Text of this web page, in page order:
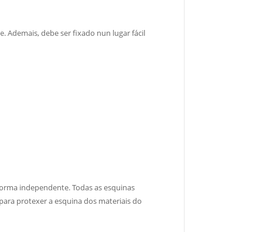
Ademais, debe ser fixado nun lugar fácil
independente. Todas as esquinas
protexer a esquina dos materiais do